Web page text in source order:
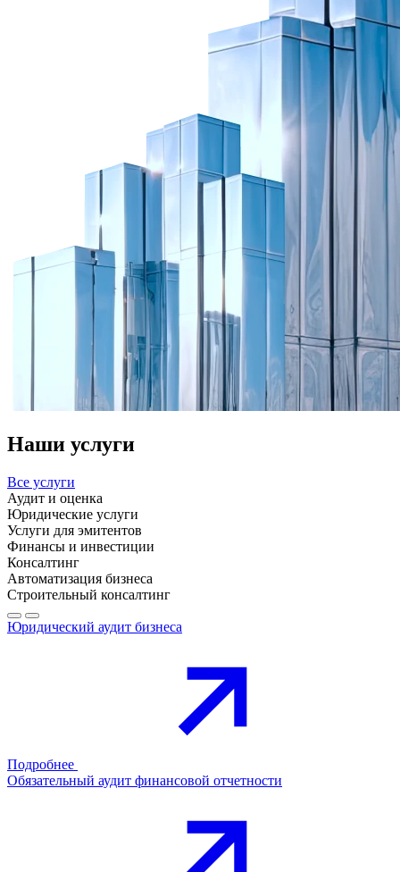
Наши услуги
Все услуги
Аудит и оценка
Юридические услуги
Услуги для эмитентов
Финансы и инвестиции
Консалтинг
Автоматизация бизнеса
Строительный консалтинг
Юридический аудит бизнеса
Подробнее
Обязательный аудит финансовой отчетности